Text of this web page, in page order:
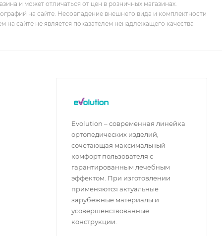
и может отличаться от цен в розничных магазинах.
на сайте. Несовпадение внешнего вида и комплектности
на сайте не является показателем ненадлежащего качества
Evolution – современная линейка
ортопедических изделий,
сочетающая максимальный
комфорт пользователя с
гарантированным лечебным
эффектом. При изготовлении
применяются актуальные
зарубежные материалы и
усовершенствованные
конструкции.